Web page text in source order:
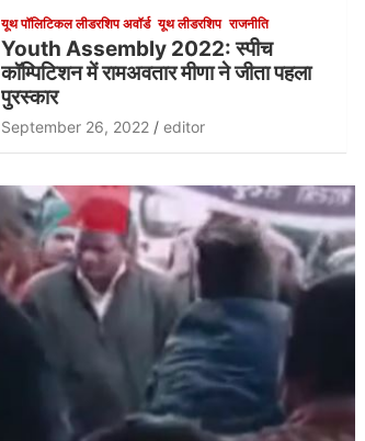
यूथ पॉलिटिकल लीडरशिप अवॉर्ड यूथ लीडरशिप राजनीति
Youth Assembly 2022: स्पीच
कॉम्पिटिशन में रामअवतार मीणा ने जीता पहला
पुरस्कार
September 26, 2022 editor